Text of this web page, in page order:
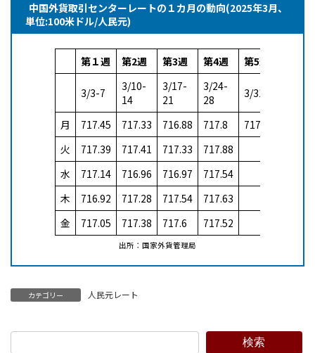
中国外貨取引センターレートの１カ月の動向(2025年3月、
単位:100米ドル/人民元)
第１週 第2週 第3週 第4週 第5週
3/3-7
3/10-
14
3/17-
21
3/24-
28
3/31
月 717.45 717.33 716.88 717.8
717.82
火
717.39 717.41 717.33
717.88
水
717.14 716.96 716.97
717.54
木
716.92 717.28 717.54
717.63
金
717.05 717.38 717.6 717.52
出所：国家外貨管理局
カテゴリー 人民元レート
検索